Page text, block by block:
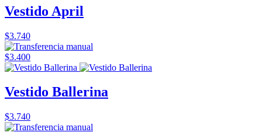
Vestido April
$3.740
$3.400
Vestido Ballerina
$3.740